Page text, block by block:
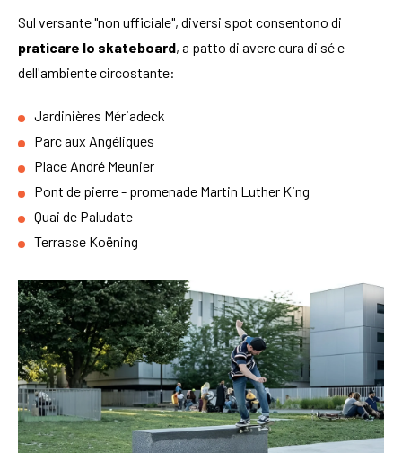
Sul versante "non ufficiale", diversi spot consentono di
praticare lo skateboard, a patto di avere cura di sé e
dell'ambiente circostante:
Jardinières Mériadeck
Parc aux Angéliques
Place André Meunier
Pont de pierre - promenade Martin Luther King
Quai de Paludate
Terrasse Koëning